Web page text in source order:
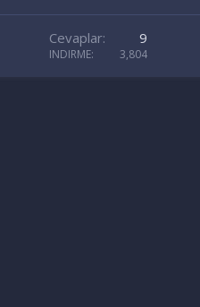
Cevaplar 9
INDIRME 3,804